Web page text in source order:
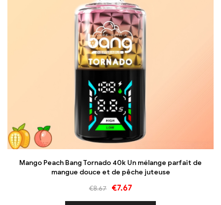
Mango Peach Bang Tornado 40k Un mélange parfait de
mangue douce et de pêche juteuse
€8.67 €7.67